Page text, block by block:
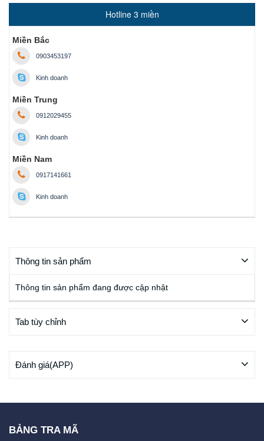
Hotline 3 miền
Miền Bắc
0903453197
Kinh doanh
Miền Trung
0912029455
Kinh doanh
Miền Nam
0917141661
Kinh doanh
Thông tin sản phẩm
Thông tin sản phẩm đang được cập nhật
Tab tùy chỉnh
Đánh giá(APP)
BẢNG TRA MÃ